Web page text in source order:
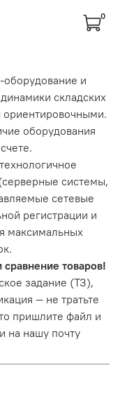
0
и
складских
ориентировочными.
оборудования
системы,
сетевые
регистрации и
максимальных
товаров!
задание (ТЗ),
— не тратьте
пришлите файл и
на нашу почту